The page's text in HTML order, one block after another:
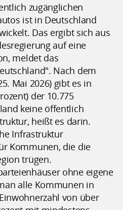
zugänglichen
ist in Deutschland
Das ergibt sich aus
auf eine
meldet das
Nach dem
Mai 2026) gibt es in
der 10.775
keine öffentlich
heißt es darin.
Infrastruktur
Kommunen, die die
trügen.
ohne eigene
alle Kommunen in
von über